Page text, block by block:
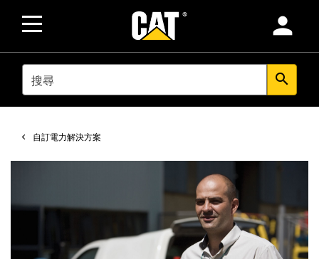
person
SEARCH search
自訂電力解決方案